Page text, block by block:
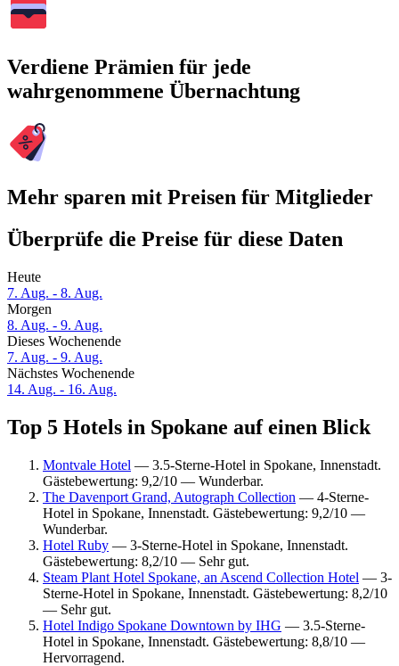
Verdiene Prämien für jede
wahrgenommene Übernachtung
Mehr sparen mit Preisen für Mitglieder
Überprüfe die Preise für diese Daten
Heute
7. Aug. - 8. Aug.
Morgen
8. Aug. - 9. Aug.
Dieses Wochenende
7. Aug. - 9. Aug.
Nächstes Wochenende
14. Aug. - 16. Aug.
Top 5 Hotels in Spokane auf einen Blick
Montvale Hotel — 3.5-Sterne-Hotel in Spokane, Innenstadt.
Gästebewertung: 9,2/10 — Wunderbar.
The Davenport Grand, Autograph Collection — 4-Sterne-
Hotel in Spokane, Innenstadt. Gästebewertung: 9,2/10 —
Wunderbar.
Hotel Ruby — 3-Sterne-Hotel in Spokane, Innenstadt.
Gästebewertung: 8,2/10 — Sehr gut.
Steam Plant Hotel Spokane, an Ascend Collection Hotel — 3-
Sterne-Hotel in Spokane, Innenstadt. Gästebewertung: 8,2/10
— Sehr gut.
Hotel Indigo Spokane Downtown by IHG — 3.5-Sterne-
Hotel in Spokane, Innenstadt. Gästebewertung: 8,8/10 —
Hervorragend.